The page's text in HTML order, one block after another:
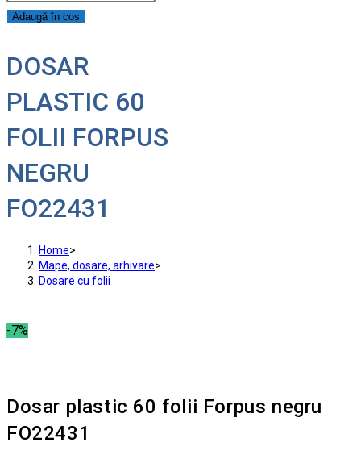
Adaugă în coș
DOSAR
PLASTIC 60
FOLII FORPUS
NEGRU
FO22431
Home>
Mape, dosare, arhivare>
Dosare cu folii
-7%
Dosar plastic 60 folii Forpus negru
FO22431